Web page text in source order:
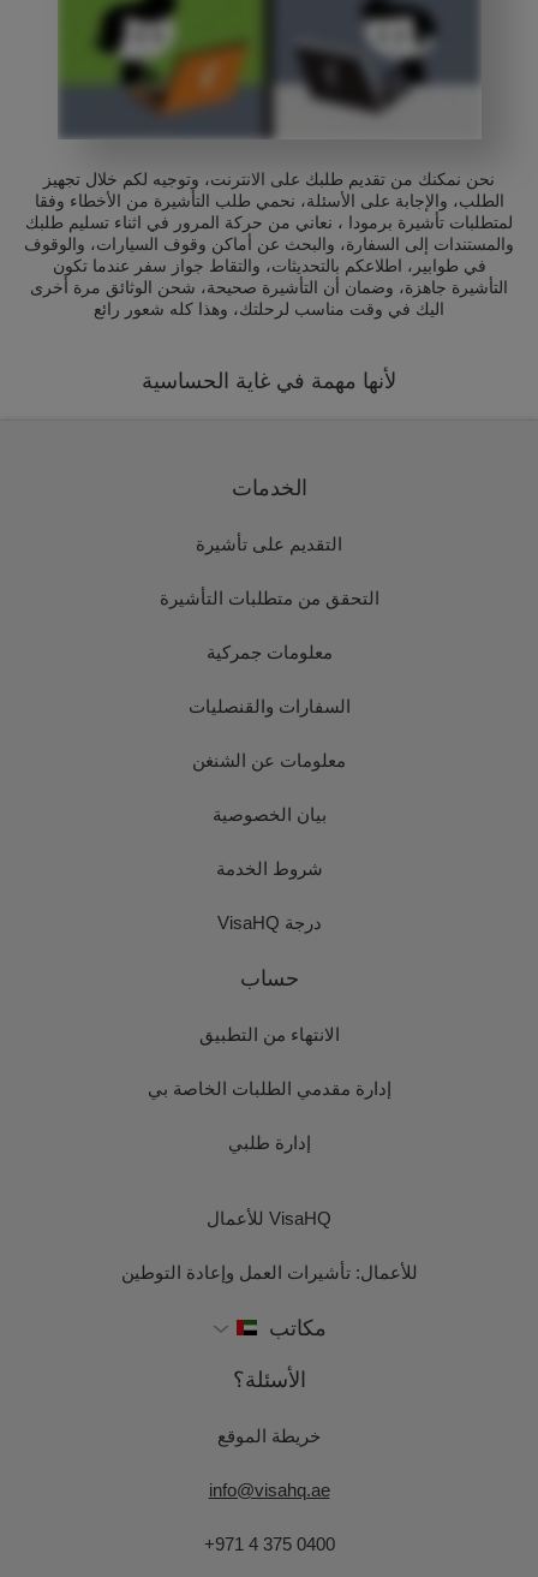
نحن نمكنك من تقديم طلبك على الانترنت، وتوجيه لكم خلال تجهيز
الطلب، والإجابة على الأسئلة، نحمي طلب التأشيرة من الأخطاء وفقا
لمتطلبات تأشيرة برمودا ، نعاني من حركة المرور في اثناء تسليم طلبك
والمستندات إلى السفارة، والبحث عن أماكن وقوف السيارات، والوقوف
في طوابير، اطلاعكم بالتحديثات، والتقاط جواز سفر عندما تكون
التأشيرة جاهزة، وضمان أن التأشيرة صحيحة، شحن الوثائق مرة أخرى
اليك في وقت مناسب لرحلتك، وهذا كله شعور رائع
لأنها مهمة في غاية الحساسية
الخدمات
التقديم على تأشيرة
التحقق من متطلبات التأشيرة
معلومات جمركية
السفارات والقنصليات
معلومات عن الشنغن
بيان الخصوصية
شروط الخدمة
درجة VisaHQ
حساب
الانتهاء من التطبيق
إدارة مقدمي الطلبات الخاصة بي
إدارة طلبي
VisaHQ للأعمال
للأعمال: تأشيرات العمل وإعادة التوطين
مكاتب
الأسئلة؟
خريطة الموقع
info@visahq.ae
+971 4 375 0400